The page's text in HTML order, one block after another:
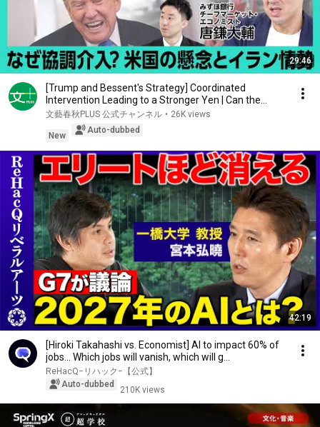
29:46
[Trump and Bessent's Strategy] Coordinated
Intervention Leading to a Stronger Yen | Can the
Weak ...
文藝春秋PLUS 公式チャンネル • 26K views
New
Auto-dubbed
42:19
[Hiroki Takahashi vs. Economist] AI to impact 60% of
jobs... Which jobs will vanish, which will g...
ReHacQ−リハック−【公式】
Auto-dubbed
210K views